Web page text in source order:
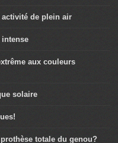
de plein air
aux couleurs
solaire
totale du genou?